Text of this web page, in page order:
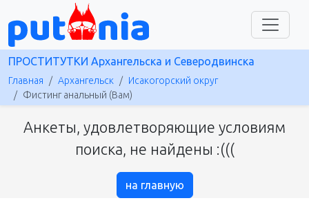
ПРОСТИТУТКИ Архангельска и Северодвинска
Главная Архангельск
Исакогорский округ
Фистинг анальный (Вам)
Анкеты, удовлетворяющие условиям
поиска, не найдены :(((
на главную